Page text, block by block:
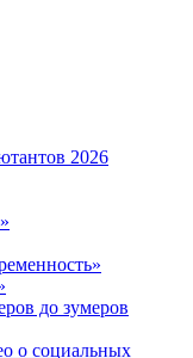
2026
до зумеров
о социальных